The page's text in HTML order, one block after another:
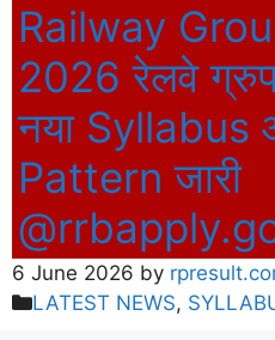
Railway
2026 रेलवे ग्रुप
नया Syllabus
Pattern जारी
6 June 2026 by
Categories
LATEST NEWS,